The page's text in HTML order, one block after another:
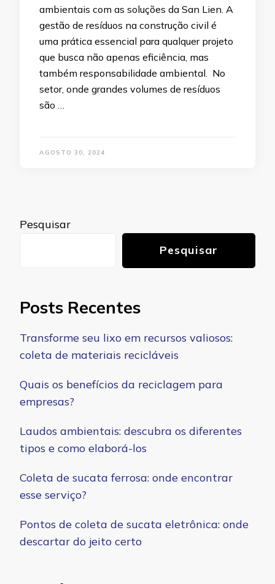
ambientais com as soluções da San Lien. A
gestão de resíduos na construção civil é
uma prática essencial para qualquer projeto
que busca não apenas eficiência, mas
também responsabilidade ambiental. No
setor, onde grandes volumes de resíduos
são …
AGOSTO 30, 2024
Pesquisar
Pesquisar
Posts Recentes
Transforme seu lixo em recursos valiosos:
coleta de materiais recicláveis
Quais os benefícios da reciclagem para
empresas?
Laudos ambientais: descubra os diferentes
tipos e como elaborá-los
Coleta de sucata ferrosa: onde encontrar
esse serviço?
Pontos de coleta de sucata eletrônica: onde
descartar do jeito certo